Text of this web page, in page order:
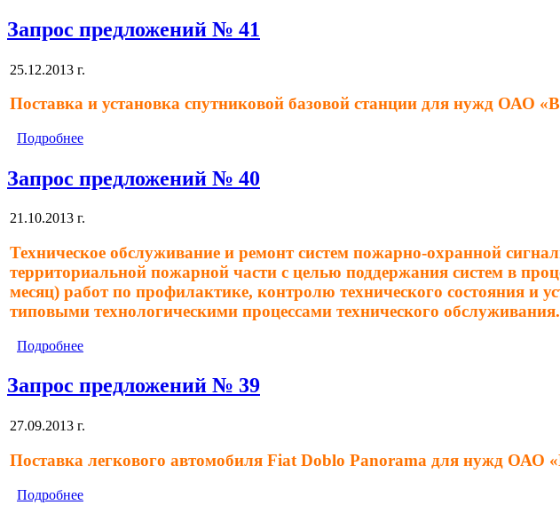
Запрос предложений № 41
25.12.2013 г.
Поставка и установка спутниковой базовой станции для нужд ОАО
Подробнее
Запрос предложений № 40
21.10.2013 г.
Техническое обслуживание и ремонт систем пожарно-охранной
территориальной пожарной части с целью поддержания систем в
месяц) работ по профилактике, контролю технического состояния и
типовыми технологическими процессами технического обслуживания.
Подробнее
Запрос предложений № 39
27.09.2013 г.
Поставка легкового автомобиля Fiat Doblo Panorama для нужд ОАО
Подробнее